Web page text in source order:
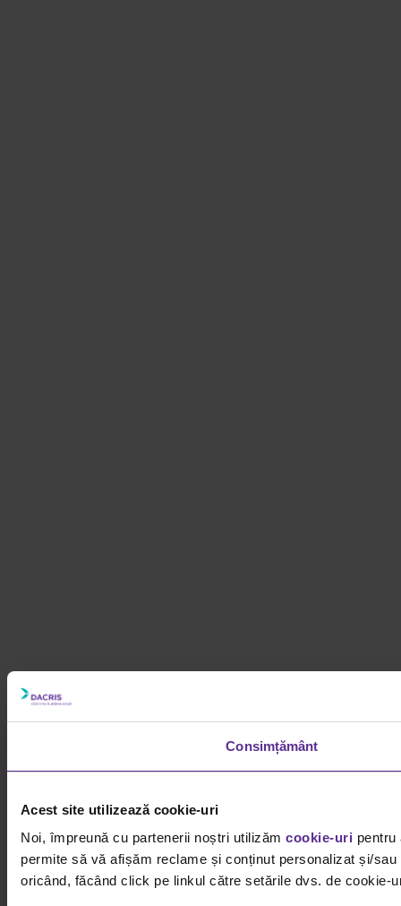
Consimțământ
Acest site utilizează cookie-uri
Noi, împreună cu partenerii noștri utilizăm cookie-uri
permite să vă afișăm reclame și conținut personalizat și/
oricând, făcând click pe linkul către setările dvs. de cookie-